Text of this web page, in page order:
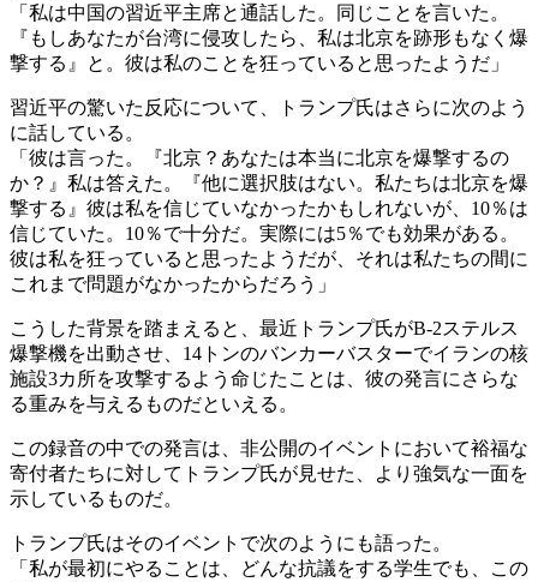
「私は中国の習近平主席と通話した。同じことを言いた。
『もしあなたが台湾に侵攻したら、私は北京を跡形もなく爆
撃する』と。彼は私のことを狂っていると思ったようだ」
習近平の驚いた反応について、トランプ氏はさらに次のよう
に話している。
「彼は言った。『北京？あなたは本当に北京を爆撃するの
か？』私は答えた。『他に選択肢はない。私たちは北京を爆
撃する』彼は私を信じていなかったかもしれないが、10％は
信じていた。10％で十分だ。実際には5％でも効果がある。
彼は私を狂っていると思ったようだが、それは私たちの間に
これまで問題がなかったからだろう」
こうした背景を踏まえると、最近トランプ氏がB-2ステルス
爆撃機を出動させ、14トンのバンカーバスターでイランの核
施設3カ所を攻撃するよう命じたことは、彼の発言にさらな
る重みを与えるものだといえる。
この録音の中での発言は、非公開のイベントにおいて裕福な
寄付者たちに対してトランプ氏が見せた、より強気な一面を
示しているものだ。
トランプ氏はそのイベントで次のようにも語った。
「私が最初にやることは、どんな抗議をする学生でも、この